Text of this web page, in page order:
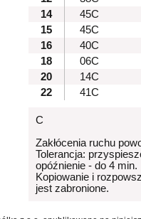
14
45C
15
45C
16
40C
18
06C
20
14C
22
41C
C
Zakłócenia ruchu
Tolerancja:
opóźnienie - do 4 min.
Kopiowanie i
jest zabronione.